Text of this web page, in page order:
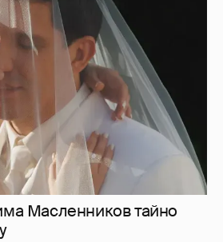
Масленников тайно